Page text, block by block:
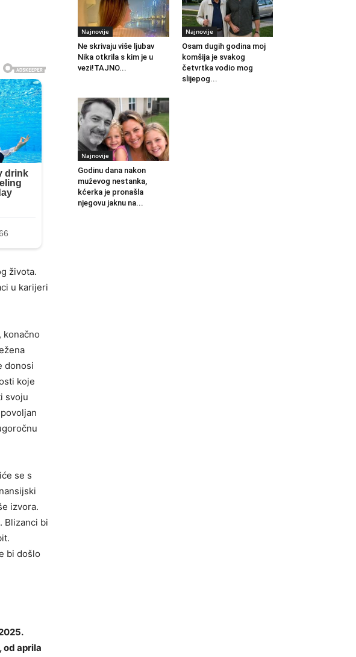
života.
u karijeri
konačno
donosi
koje
svoju
se s
izvora.
Blizanci bi
bi došlo
od aprila
Najnovije
Ne skrivaju više ljubav
Nika otkrila s kim je u
vezi!TAJNO...
Najnovije
Osam dugih godina moj
komšija je svakog
četvrtka vodio mog
slijepog...
Najnovije
Godinu dana nakon
muževog nestanka,
kćerka je pronašla
njegovu jaknu na...